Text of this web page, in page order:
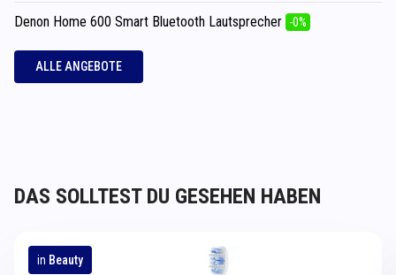
Denon Home 600 Smart Bluetooth Lautsprecher -0%
ALLE ANGEBOTE
DAS SOLLTEST DU GESEHEN HABEN
in Beauty